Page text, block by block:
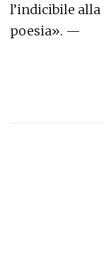
l’indicibile
poesia». —